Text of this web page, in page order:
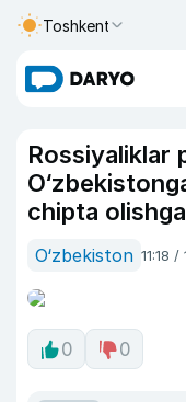
Toshkent
Rossiyaliklar
chipta
O‘zbekiston 11:18
0 0